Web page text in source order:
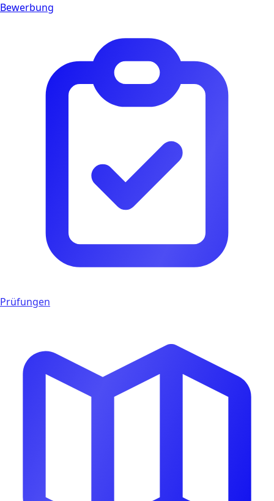
Bewerbung
Prüfungen